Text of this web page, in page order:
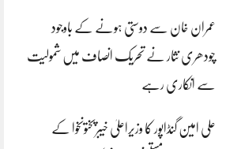
عمران خان سے دوستی ہونے کے باوجود
چودھری نثار نے تحریک انصاف میں شمولیت
سے انکاری رہے
علی امین گنڈاپور کا وزیراعلیٰ خیبرپختونخوا کے